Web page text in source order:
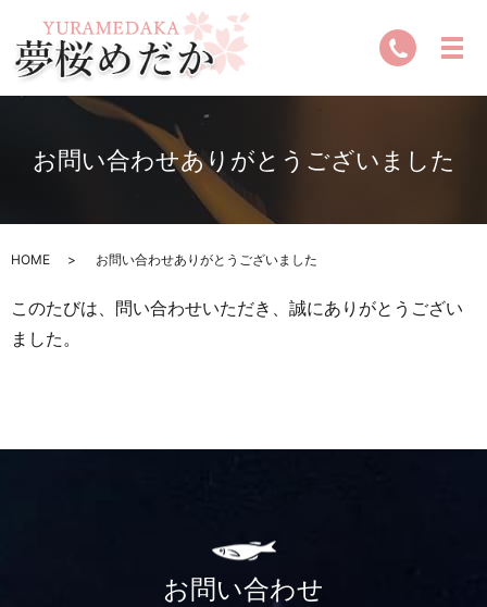
お問い合わせありがとうございました
HOME お問い合わせありがとうございました
このたびは、問い合わせいただき、誠にありがとうござい
ました。
お問い合わせ